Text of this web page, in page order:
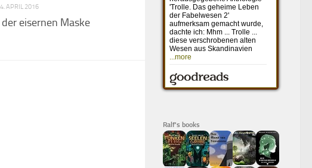
APRIL 2016
eisernen Maske
Ralf's books